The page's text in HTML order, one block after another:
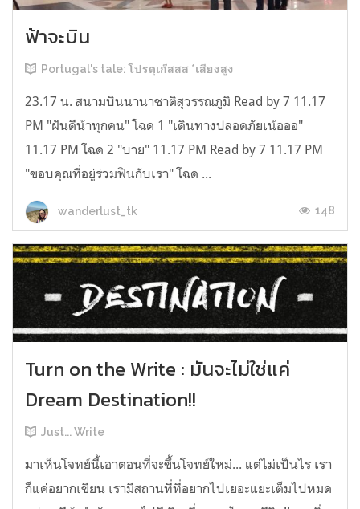
ฟ้าจะบิน
Portugal's tale: โปรตุเก๊สสส *เสียงสูง
23.17 น. สนามบินนานาชาติสุวรรณภูมิ Read by 7 11.17
PM "ฝันดีน้าทุกคน" โฉด 1 "เดินทางปลอดภัยเน้อออ"
11.17 PM โฉด 2 "บาย" 11.17 PM Read by 7 11.17 PM
"ขอบคุณที่อยู่ร่วมฟินกับเรา" โฉด ...
wanderlust_tk 148
Turn on the Write : มันจะไม่ใช่แค่
Dream Destination!!
Just... Write
มาเห็นโจทย์นี้เอาตอนที่จะขึ้นโจทย์ใหม่... แต่ไม่เป็นไร เรา
ก็แค่อยากเขียน เรามีสถานที่ที่อยากไปเยอะแยะเต็มไปหมด